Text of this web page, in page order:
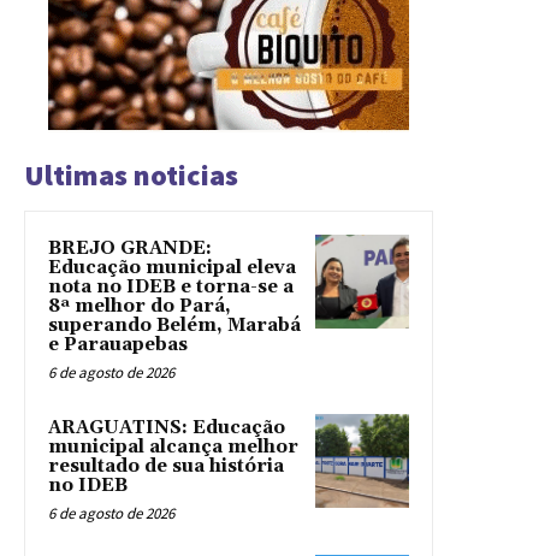
Ultimas noticias
BREJO GRANDE:
Educação municipal eleva
nota no IDEB e torna-se a
8ª melhor do Pará,
superando Belém, Marabá
e Parauapebas
6 de agosto de 2026
ARAGUATINS: Educação
municipal alcança melhor
resultado de sua história
no IDEB
6 de agosto de 2026